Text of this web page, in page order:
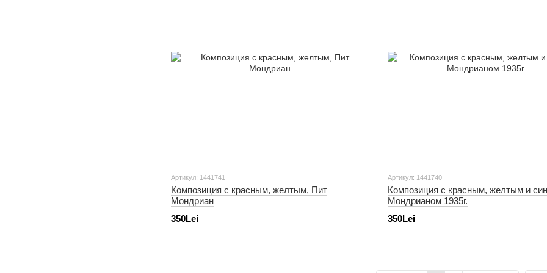
Артикул: 1441741
Композиция с красным, желтым, Пит
Мондриан
350Lei
Артикул: 1441740
Композиция с красным, желтым и
Мондрианом 1935г.
350Lei